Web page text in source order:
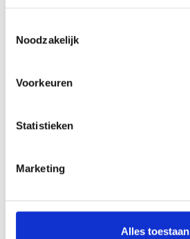
Noodzakelijk
Voorkeuren
Statistieken
Marketing
Alles toestaan
V
St.-Johann-Straße
+39 0473 831 190
info@reschensee.com
www.reschensee.com/